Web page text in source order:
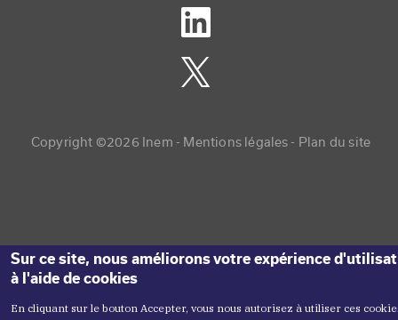
Copyright ©2026 Inem - Copyright menu
Mentions légales Plan du site
Sur ce site, nous améliorons votre expérience
à l'aide de cookies
En cliquant sur le bouton Accepter, vous nous autorisez à utiliser ces